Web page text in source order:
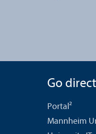
Go
Portal²
Mannheim